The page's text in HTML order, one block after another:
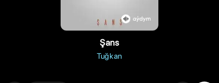
Şans
Tuğkan